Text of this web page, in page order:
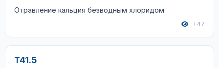
Отравление кальция безводным хлоридом
+47
T41.5